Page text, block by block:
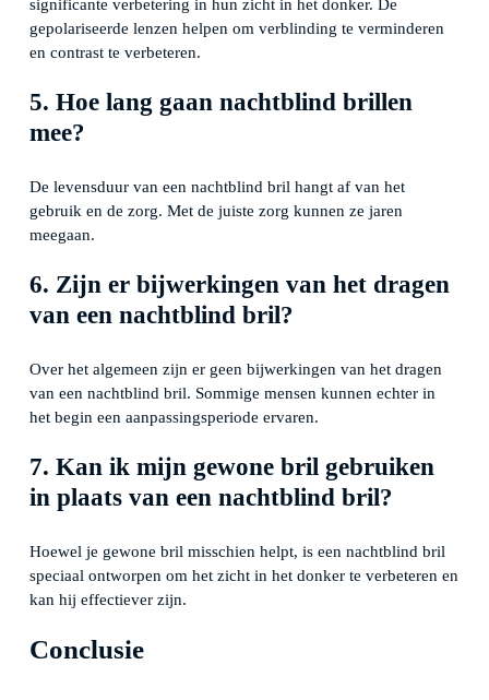
significante verbetering in hun zicht in het donker. De
gepolariseerde lenzen helpen om verblinding te verminderen
en contrast te verbeteren.
5. Hoe lang gaan nachtblind brillen
mee?
De levensduur van een nachtblind bril hangt af van het
gebruik en de zorg. Met de juiste zorg kunnen ze jaren
meegaan.
6. Zijn er bijwerkingen van het dragen
van een nachtblind bril?
Over het algemeen zijn er geen bijwerkingen van het dragen
van een nachtblind bril. Sommige mensen kunnen echter in
het begin een aanpassingsperiode ervaren.
7. Kan ik mijn gewone bril gebruiken
in plaats van een nachtblind bril?
Hoewel je gewone bril misschien helpt, is een nachtblind bril
speciaal ontworpen om het zicht in het donker te verbeteren en
kan hij effectiever zijn.
Conclusie